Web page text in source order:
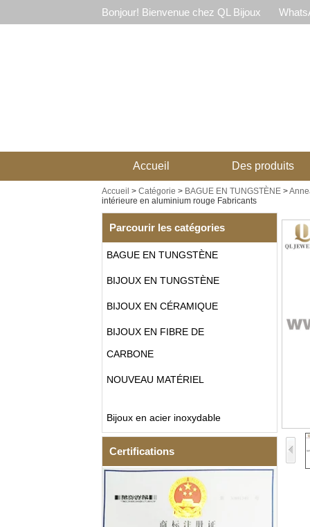
Bonjour! Bienvenue chez QL Bijoux
Accueil Des produits
Accueil > Catégorie > BAGUE EN TUNGSTÈNE>
intérieure en aluminium rouge Fabricants
Parcourir les catégories
BAGUE EN TUNGSTÈNE
BIJOUX EN TUNGSTÈNE
BIJOUX EN CÉRAMIQUE
BIJOUX EN FIBRE DE
CARBONE
NOUVEAU MATÉRIEL
Bijoux en acier inoxydable
Certifications